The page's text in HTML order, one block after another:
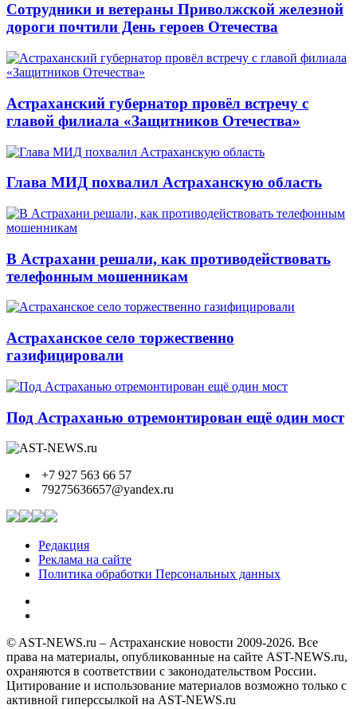
Сотрудники и ветераны Приволжской железной
дороги почтили День героев Отечества
Астраханский губернатор провёл встречу с
главой филиала «Защитников Отечества»
Глава МИД похвалил Астраханскую область
В Астрахани решали, как противодействовать
телефонным мошенникам
Астраханское село торжественно
газифицировали
Под Астраханью отремонтирован ещё один мост
+7 927 563 66 57
79275636657@yandex.ru
Редакция
Реклама на сайте
Политика обработки Персональных данных
© AST-NEWS.ru – Астраханские новости 2009-2026. Все
права на материалы, опубликованные на сайте AST-NEWS.ru,
охраняются в соответствии с законодательством России.
Цитирование и использование материалов возможно только с
активной гиперссылкой на AST-NEWS.ru